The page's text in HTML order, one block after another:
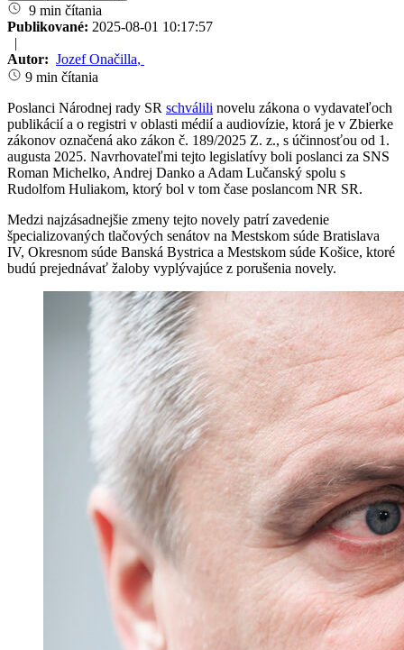
9 min čítania
Publikované: 2025-08-01 10:17:57
|
Autor: Jozef Onačilla,
9 min čítania
Poslanci Národnej rady SR schválili novelu zákona o vydavateľoch
publikácií a o registri v oblasti médií a audiovízie, ktorá je v Zbierke
zákonov označená ako zákon č. 189/2025 Z. z., s účinnosťou od 1.
augusta 2025. Navrhovateľmi tejto legislatívy boli poslanci za SNS
Roman Michelko, Andrej Danko a Adam Lučanský spolu s
Rudolfom Huliakom, ktorý bol v tom čase poslancom NR SR.
Medzi najzásadnejšie zmeny tejto novely patrí zavedenie
špecializovaných tlačových senátov na Mestskom súde Bratislava
IV, Okresnom súde Banská Bystrica a Mestskom súde Košice, ktoré
budú prejednávať žaloby vyplývajúce z porušenia novely.